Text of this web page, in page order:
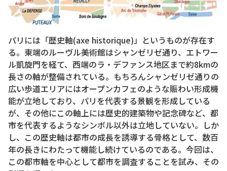
パリには「歴史軸(axe historique)」というものが存在す
る。東端のルーヴル美術館はシャンゼリゼ通り、エトワー
ル凱旋門を経て、西端のラ・デファンス地区まで約8kmの
長さの軸が整備されている。もちろんシャンゼリゼ通りの
広い歩道エリアにはオープンカフェのような賑わい形成機
能が立地しており、パリを代表する景観を形成している
が、その他にこの軸上には歴史的建築物や記念碑など、都
市を代表するようなシンボル以外は立地していない。しか
し、この歴史軸は都市の成長を誘導する骨格として、数百
年の長きにわたって機能し続けているのである。今回は、
この都市軸を中心として都市を調査することを試み、その